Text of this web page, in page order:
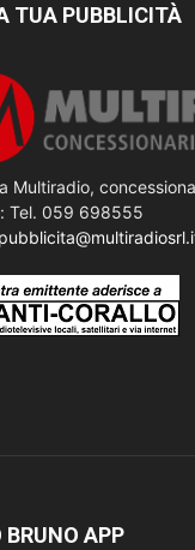
TUA PUBBLICITÀ
Multiradio,
Tel. 059 698555
BRUNO APP